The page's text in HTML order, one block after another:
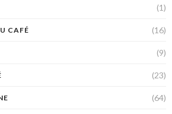
(1)
CAFÉ (16)
(9)
(23)
(64)